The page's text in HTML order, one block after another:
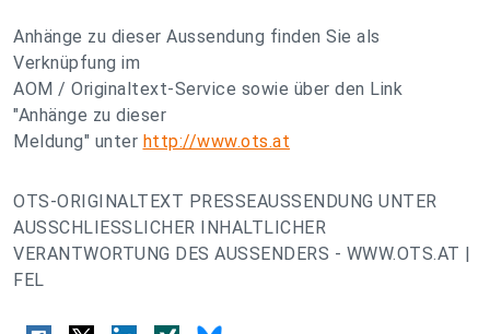
Anhänge zu dieser Aussendung finden Sie als
Verknüpfung im
AOM / Originaltext-Service sowie über den Link
"Anhänge zu dieser
Meldung" unter http://www.ots.at
OTS-ORIGINALTEXT PRESSEAUSSENDUNG UNTER
AUSSCHLIESSLICHER INHALTLICHER
VERANTWORTUNG DES AUSSENDERS - WWW.OTS.AT |
FEL